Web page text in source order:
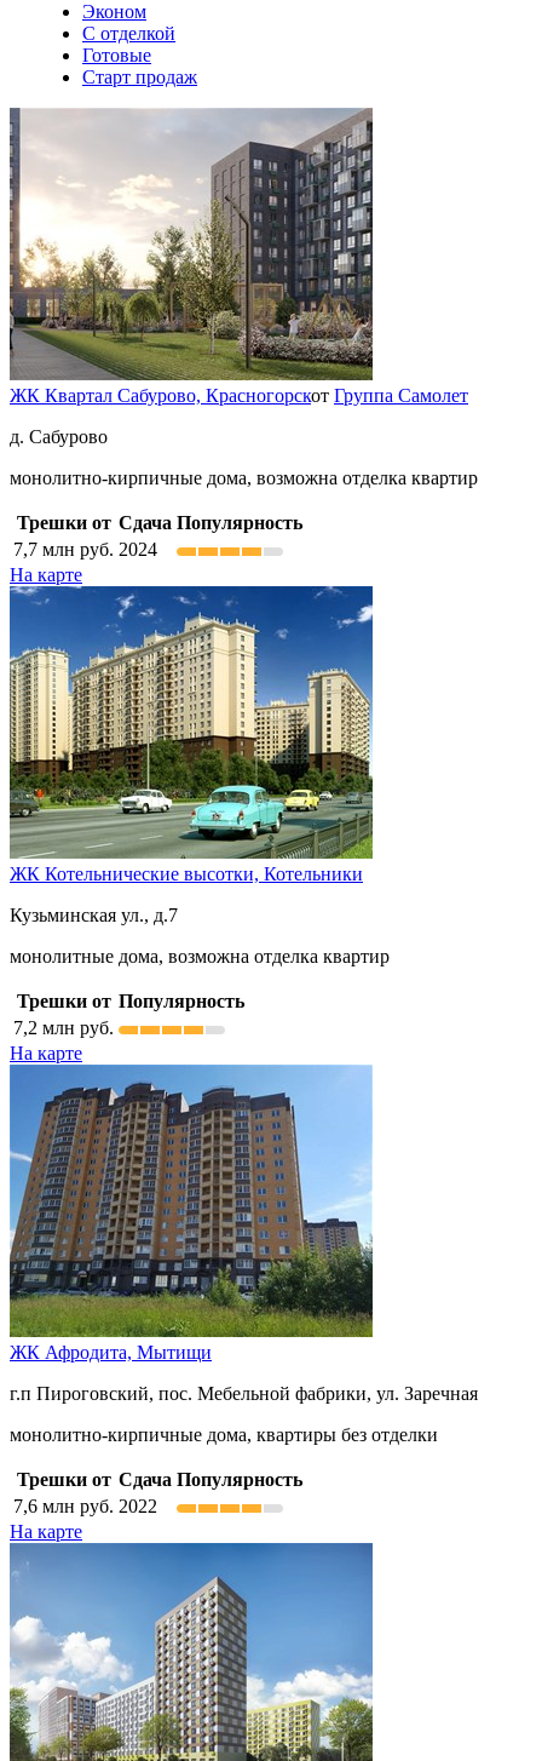
Эконом
С отделкой
Готовые
Старт продаж
ЖК Квартал Сабурово, Красногорскот Группа Самолет
д. Сабурово
монолитно-кирпичные дома, возможна отделка квартир
Трешки от Сдача Популярность
7,7 млн руб. 2024
На карте
ЖК Котельнические высотки, Котельники
Кузьминская ул., д.7
монолитные дома, возможна отделка квартир
Трешки от Популярность
7,2 млн руб.
На карте
ЖК Афродита, Мытищи
г.п Пироговский, пос. Мебельной фабрики, ул. Заречная
монолитно-кирпичные дома, квартиры без отделки
Трешки от Сдача Популярность
7,6 млн руб. 2022
На карте